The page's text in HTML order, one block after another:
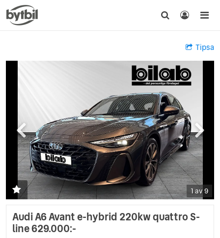
Tipsa
1 av 9
Audi A6 Avant e-hybrid 220kw quattro S-
line 629.000:-